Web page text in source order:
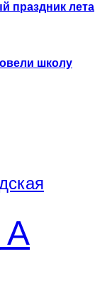
праздник лета
школу
А